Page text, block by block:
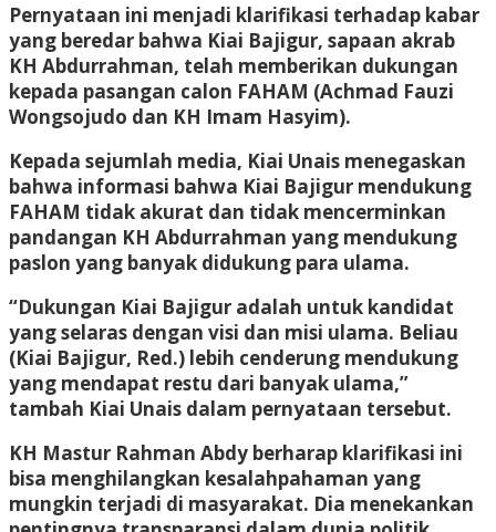
Pernyataan ini menjadi klarifikasi terhadap kabar
yang beredar bahwa Kiai Bajigur, sapaan akrab
KH Abdurrahman, telah memberikan dukungan
kepada pasangan calon FAHAM (Achmad Fauzi
Wongsojudo dan KH Imam Hasyim).
Kepada sejumlah media, Kiai Unais menegaskan
bahwa informasi bahwa Kiai Bajigur mendukung
FAHAM tidak akurat dan tidak mencerminkan
pandangan KH Abdurrahman yang mendukung
paslon yang banyak didukung para ulama.
“Dukungan Kiai Bajigur adalah untuk kandidat
yang selaras dengan visi dan misi ulama. Beliau
(Kiai Bajigur, Red.) lebih cenderung mendukung
yang mendapat restu dari banyak ulama,”
tambah Kiai Unais dalam pernyataan tersebut.
KH Mastur Rahman Abdy berharap klarifikasi ini
bisa menghilangkan kesalahpahaman yang
mungkin terjadi di masyarakat. Dia menekankan